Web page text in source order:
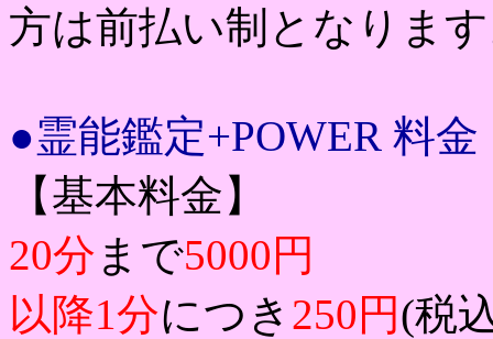
方は前払い制となりま
●霊能鑑定+POWER 料金
【基本料金】
20分まで5000円
以降1分につき 250円(税